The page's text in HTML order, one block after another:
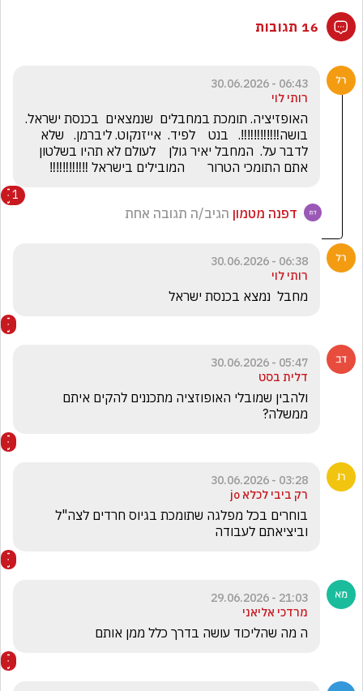
16 תגובות
06:43 - 30.06.2026
רותי לוי
אתם התומכי הטרור       המובילים בישראל ‼️‼️‼️‼️‼️‼️
1
דפנה מטמון הגיב/ה תגובה אחת
06:38 - 30.06.2026
רותי לוי
מחבל  נמצא בכנסת ישראל
05:47 - 30.06.2026
דלית בסט
ממשלה?
03:28 - 30.06.2026
רק ביבי לכלא jo
וביציאתם לעבודה
21:03 - 29.06.2026
מרדכי אליאני
ה מה שהליכוד עושה בדרך כלל ממן אותם